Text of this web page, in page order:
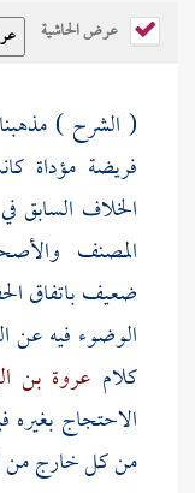
عرض الحاشية
( الشرح )
فريضة مؤداة
الخلاف السابق
المصنف
ضعيف باتفاق
الوضوء فيه عن
كلام عروة بن
الاحتجاج
من كل خارج من